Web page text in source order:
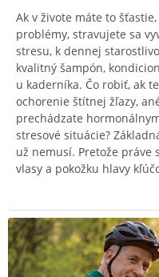
Ak v živote máte to
problémy, stravujete sa
stresu, k dennej
kvalitný šampón,
u kaderníka. Čo robiť, ak
ochorenie štítnej žľazy,
prechádzate
stresové situácie?
už nemusí. Pretože práve
vlasy a pokožku hlavy